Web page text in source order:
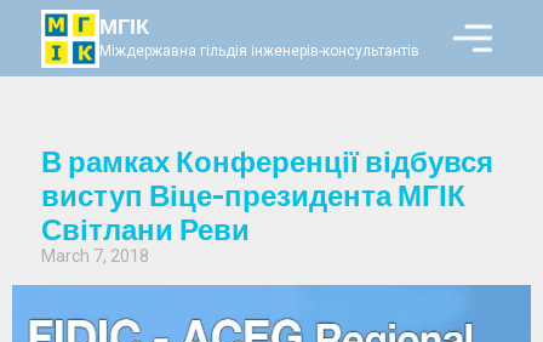
МГІК
Міждержавна гільдія інженерів-консультантів
В рамках Конференції відбувся
виступ Віце-президента МГІК
Світлани Реви
March 7, 2018